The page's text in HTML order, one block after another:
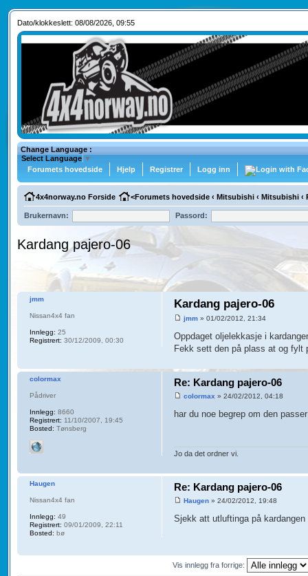
Dato/klokkeslett: 08/08/2026, 09:55
Change Language :
Select Language ▼
Forumets hovedside
Hjelp Registrer Logg inn
4x4norway.no Forside <Forumets hovedside ‹ Mitsubishi ‹ Mitsubishi ‹
Brukernavn: Passord:
Kardang pajero-06
Kardang pajero-06
jmm » 01/02/2012, 21:34
Oppdaget oljelekkasje i
Fekk sett den på plass at og fylt
jmm
Nissan4x4 fan
Innlegg: 25
Registrert: 30/12/2009, 00:30
Re: Kardang pajero-06
colormax » 24/02/2012, 04:18
har du noe begrep om den
Jo da det ordner vi.
colormax
Pådriver
Innlegg: 8660
Registrert: 11/10/2007, 19:45
Bosted: Tønsberg
Re: Kardang pajero-06
Haugen » 24/02/2012, 19:48
Sjekk att utluftinga på
Haugen
Nissan4x4 fan
Innlegg: 49
Registrert: 09/01/2009, 22:11
Bosted: bø
Vis innlegg fra forrige: